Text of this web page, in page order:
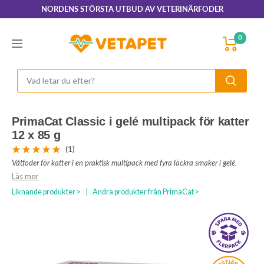
till
NORDENS STÖRSTA UTBUD AV VETERINÄRFODER
Navigering
VetaPet.com 0
PrimaCat Classic i gelé multipack för katter
12 x 85 g
(1)
Våtfoder för katter i en praktisk multipack med fyra läckra smaker i gelé.
Läs mer
Liknande produkter > Andra produkter från PrimaCat >